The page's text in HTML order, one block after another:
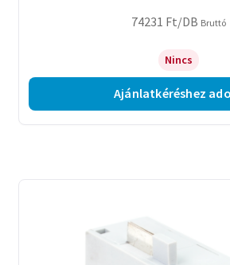
74231 Ft/DB Bruttó
Nincs
Ajánlatkéréshez